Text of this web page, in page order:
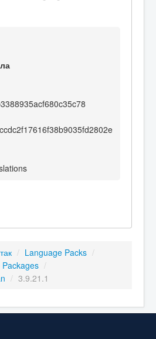
/ Language Packs /
/
/ 3.9.21.1